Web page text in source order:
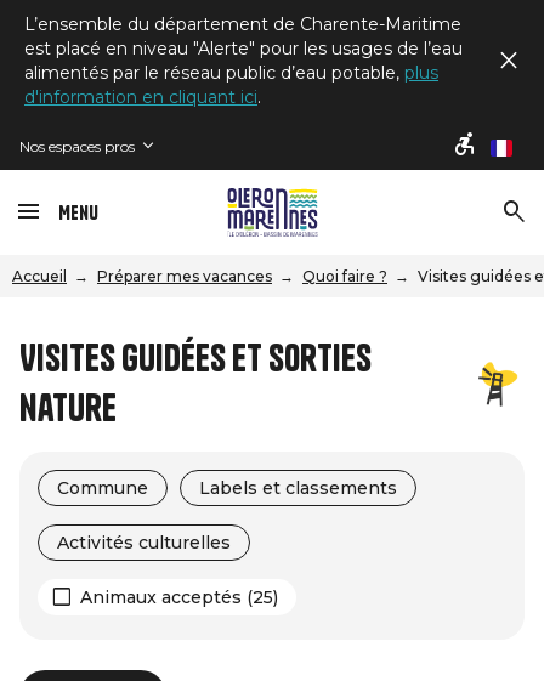
L’ensemble du département de Charente-Maritime
est placé en niveau "Alerte" pour les usages de l’eau
alimentés par le réseau public d’eau potable, plus
d'information en cliquant ici.
Nos espaces pros fr
Menu
Accueil Préparer mes vacances Quoi faire ? Visites guidées
Visites guidées et sorties
nature
Commune Labels et classements
Activités culturelles
Animaux acceptés (25)